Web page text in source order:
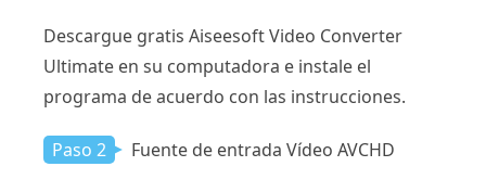
Descargue gratis Aiseesoft Video Converter
Ultimate en su computadora e instale el
programa de acuerdo con las instrucciones.
Paso 2 Fuente de entrada Vídeo AVCHD